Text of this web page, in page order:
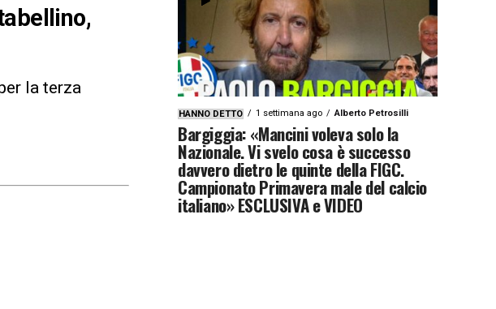
la terza
HANNO DETTO 1 settimana ago Alberto Petrosilli
Bargiggia: «Mancini voleva solo la
Nazionale. Vi svelo cosa è successo
davvero dietro le quinte della FIGC.
Campionato Primavera male del calcio
italiano» ESCLUSIVA e VIDEO